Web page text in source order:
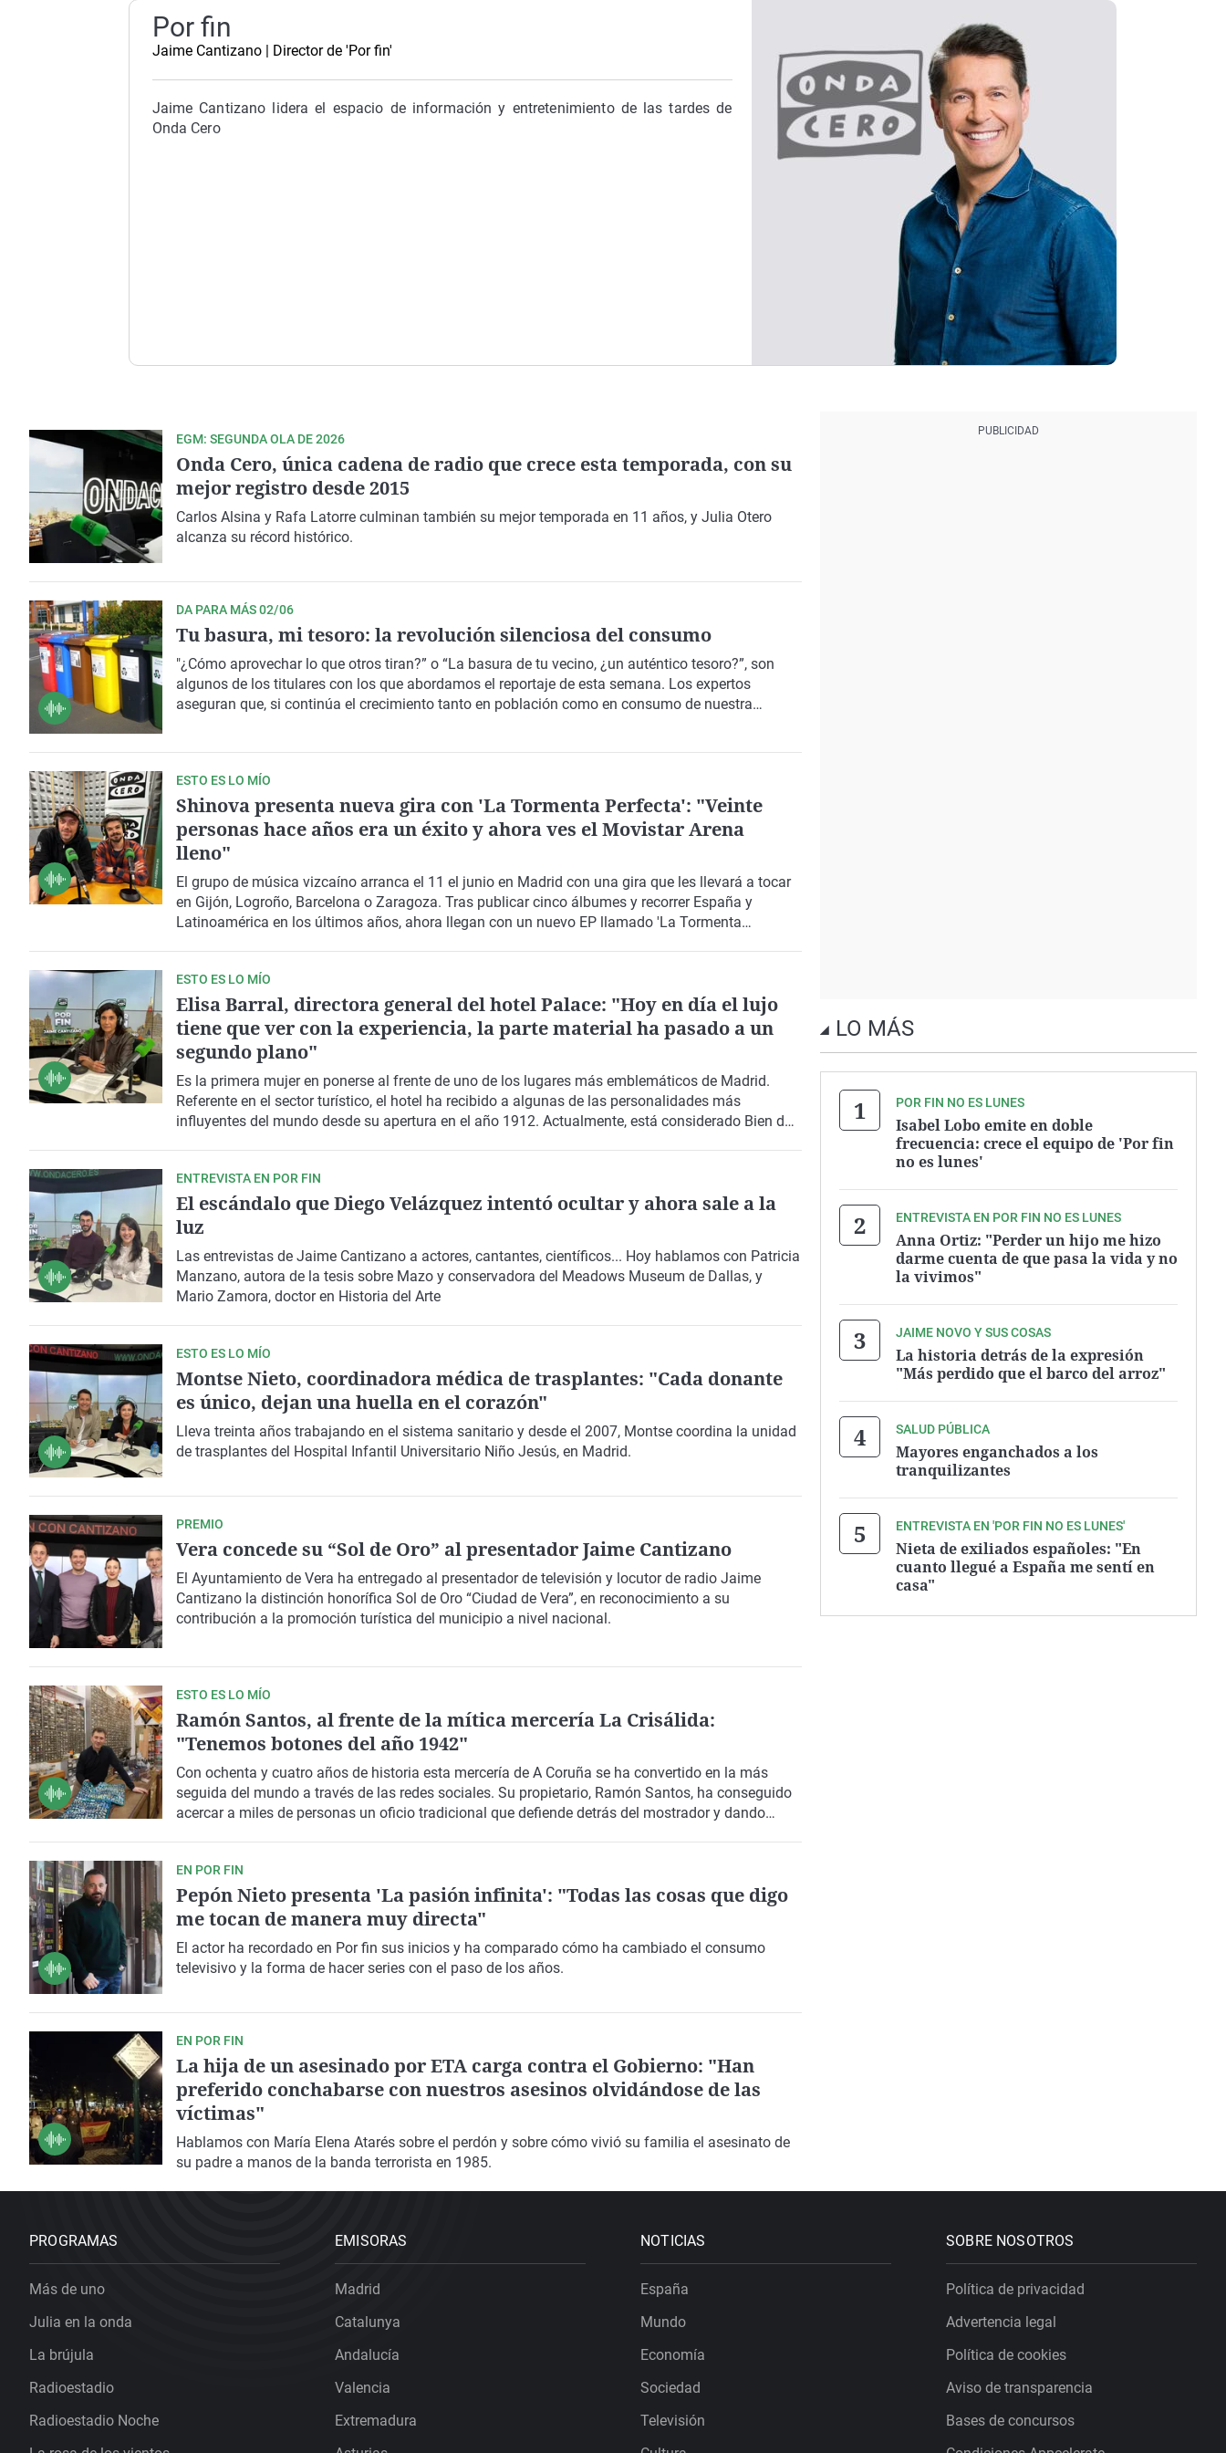
Gente viajera
Operación ViudaNavarra
Por fin
Jaime Cantizano | Director de 'Por fin'
Jaime Cantizano lidera el espacio de información y entretenimiento de las tardes de
Onda Cero
EGM: SEGUNDA OLA DE 2026
Onda Cero, única cadena de radio que crece esta temporada, con su
mejor registro desde 2015
Carlos Alsina y Rafa Latorre culminan también su mejor temporada en 11 años, y Julia Otero
alcanza su récord histórico.
DA PARA MÁS 02/06
Tu basura, mi tesoro: la revolución silenciosa del consumo
"¿Cómo aprovechar lo que otros tiran?” o “La basura de tu vecino, ¿un auténtico tesoro?”, son
algunos de los titulares con los que abordamos el reportaje de esta semana. Los expertos
aseguran que, si continúa el crecimiento tanto en población como en consumo de nuestra
provienen del reciclaje. Somos una economía mayoritariamente lineal (de usar y tirar), pero no
está todo perdido. Hablamos de ello con Manuel Guerrero, director de la Fundación Economía
Circular, Alejandro Zonno, director en España de Keune Haircosmetics y Andrea García,
convencida de los beneficios de las segundas oportunidades de los objetos.
ESTO ES LO MÍO
Shinova presenta nueva gira con 'La Tormenta Perfecta': "Veinte
personas hace años era un éxito y ahora ves el Movistar Arena
lleno"
El grupo de música vizcaíno arranca el 11 el junio en Madrid con una gira que les llevará a tocar
en Gijón, Logroño, Barcelona o Zaragoza. Tras publicar cinco álbumes y recorrer España y
Latinoamérica en los últimos años, ahora llegan con un nuevo EP llamado 'La Tormenta
ESTO ES LO MÍO
Elisa Barral, directora general del hotel Palace: "Hoy en día el lujo
tiene que ver con la experiencia, la parte material ha pasado a un
segundo plano"
Es la primera mujer en ponerse al frente de uno de los lugares más emblemáticos de Madrid.
Referente en el sector turístico, el hotel ha recibido a algunas de las personalidades más
influyentes del mundo desde su apertura en el año 1912. Actualmente, está considerado Bien de
ENTREVISTA EN POR FIN
El escándalo que Diego Velázquez intentó ocultar y ahora sale a la
luz
Las entrevistas de Jaime Cantizano a actores, cantantes, científicos... Hoy hablamos con Patricia
Manzano, autora de la tesis sobre Mazo y conservadora del Meadows Museum de Dallas, y
Mario Zamora, doctor en Historia del Arte
ESTO ES LO MÍO
Montse Nieto, coordinadora médica de trasplantes: "Cada donante
es único, dejan una huella en el corazón"
Lleva treinta años trabajando en el sistema sanitario y desde el 2007, Montse coordina la unidad
de trasplantes del Hospital Infantil Universitario Niño Jesús, en Madrid.
PREMIO
Vera concede su “Sol de Oro” al presentador Jaime Cantizano
El Ayuntamiento de Vera ha entregado al presentador de televisión y locutor de radio Jaime
Cantizano la distinción honorífica Sol de Oro “Ciudad de Vera”, en reconocimiento a su
contribución a la promoción turística del municipio a nivel nacional.
ESTO ES LO MÍO
Ramón Santos, al frente de la mítica mercería La Crisálida:
"Tenemos botones del año 1942"
Con ochenta y cuatro años de historia esta mercería de A Coruña se ha convertido en la más
seguida del mundo a través de las redes sociales. Su propietario, Ramón Santos, ha conseguido
acercar a miles de personas un oficio tradicional que defiende detrás del mostrador y dando
EN POR FIN
Pepón Nieto presenta 'La pasión infinita': "Todas las cosas que digo
me tocan de manera muy directa"
El actor ha recordado en Por fin sus inicios y ha comparado cómo ha cambiado el consumo
televisivo y la forma de hacer series con el paso de los años.
EN POR FIN
La hija de un asesinado por ETA carga contra el Gobierno: "Han
preferido conchabarse con nuestros asesinos olvidándose de las
víctimas"
Hablamos con María Elena Atarés sobre el perdón y sobre cómo vivió su familia el asesinato de
su padre a manos de la banda terrorista en 1985.
LO MÁS
POR FIN NO ES LUNES
Isabel Lobo emite en doble
frecuencia: crece el equipo de 'Por fin
no es lunes'
ENTREVISTA EN POR FIN NO ES LUNES
Anna Ortiz: "Perder un hijo me hizo
darme cuenta de que pasa la vida y no
la vivimos"
JAIME NOVO Y SUS COSAS
La historia detrás de la expresión
"Más perdido que el barco del arroz"
SALUD PÚBLICA
Mayores enganchados a los
tranquilizantes
ENTREVISTA EN 'POR FIN NO ES LUNES'
Nieta de exiliados españoles: "En
cuanto llegué a España me sentí en
casa"
PROGRAMAS
Más de uno
Julia en la onda
La brújula
Radioestadio
Radioestadio Noche
EMISORAS
Madrid
Catalunya
Andalucía
Valencia
Extremadura
NOTICIAS
España
Mundo
Economía
Sociedad
Televisión
SOBRE NOSOTROS
Política de privacidad
Advertencia legal
Política de cookies
Aviso de transparencia
Bases de concursos